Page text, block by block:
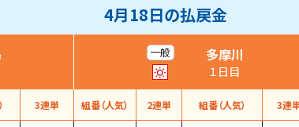
4月18日の払戻金
一般 多摩川
１日目
3連単 組番（人気） 2連単 組番（人気） 3連